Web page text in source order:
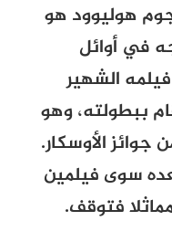
هوليوود هو
في أوائل
الشهير
ببطولته، وهو
الأوسكار.
سوى فيلمين
فتوقف.